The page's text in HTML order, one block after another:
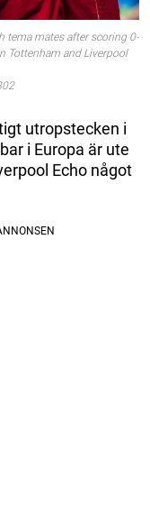
tema mates after scoring 0-
Tottenham and Liverpool
utropstecken i
i Europa är ute
Echo något